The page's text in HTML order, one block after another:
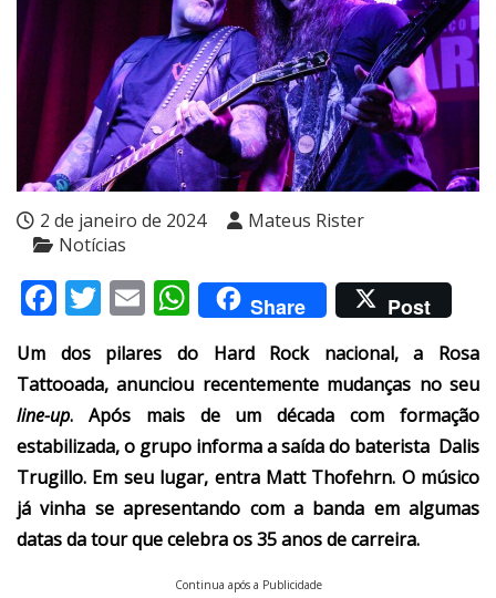
2 de janeiro de 2024
Mateus Rister
Notícias
Facebook
Twitter
EmailWhatsApp
Share Post
Um dos pilares do Hard Rock nacional, a Rosa
Tattooada, anunciou recentemente mudanças no seu
line-up. Após mais de um década com formação
estabilizada, o grupo informa a saída do baterista Dalis
Trugillo. Em seu lugar, entra Matt Thofehrn. O músico
já vinha se apresentando com a banda em algumas
datas da tour que celebra os 35 anos de carreira.
Continua após a Publicidade